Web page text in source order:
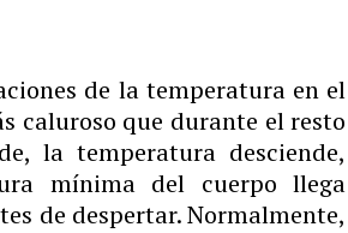
de la temperatura en el
caluroso que durante el resto
la temperatura desciende,
mínima del cuerpo llega
de despertar. Normalmente,